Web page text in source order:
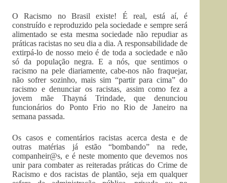
O Racismo no Brasil existe! É real, está aí, é
construído e reproduzido pela sociedade e sempre será
alimentado se esta mesma sociedade não repudiar as
práticas racistas no seu dia a dia. A responsabilidade de
extirpá-lo de nosso meio é de toda a sociedade e não
só da população negra. E a nós, que sentimos o
racismo na pele diariamente, cabe-nos não fraquejar,
não sofrer sozinho, mais sim “partir para cima” do
racismo e denunciar os racistas, assim como fez a
jovem mãe Thayná Trindade, que denunciou
funcionários do Ponto Frio no Rio de Janeiro na
semana passada.
Os casos e comentários racistas acerca desta e de
outras matérias já estão “bombando” na rede,
companheir@s, e é neste momento que devemos nos
unir para combater as reiteradas práticas do Crime de
Racismo e dos racistas de plantão, seja em qualquer